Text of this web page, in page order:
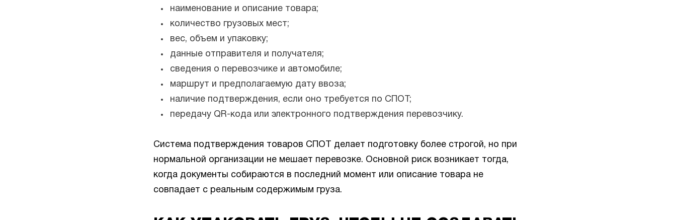
наименование и описание товара;
количество грузовых мест;
вес, объем и упаковку;
данные отправителя и получателя;
сведения о перевозчике и автомобиле;
маршрут и предполагаемую дату ввоза;
наличие подтверждения, если оно требуется по СПОТ;
передачу QR-кода или электронного подтверждения перевозчику.
Система подтверждения товаров СПОТ делает подготовку более строгой, но при
нормальной организации не мешает перевозке. Основной риск возникает тогда,
когда документы собираются в последний момент или описание товара не
совпадает с реальным содержимым груза.